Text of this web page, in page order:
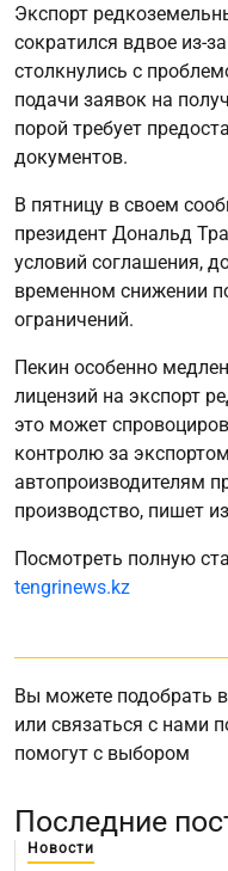
Экспорт
сократился вдвое из-
столкнулись с
подачи заявок на
порой требует
документов.
В пятницу в своем
президент Дональд
условий соглашения,
временном снижении
ограничений.
Пекин особенно
лицензий на экспорт
это может
контролю за
автопроизводителям
производство, пишет
Посмотреть полную
tengrinews.kz
Вы можете подобрать в
или связаться с нами
помогут с выбором
Последние
Новости